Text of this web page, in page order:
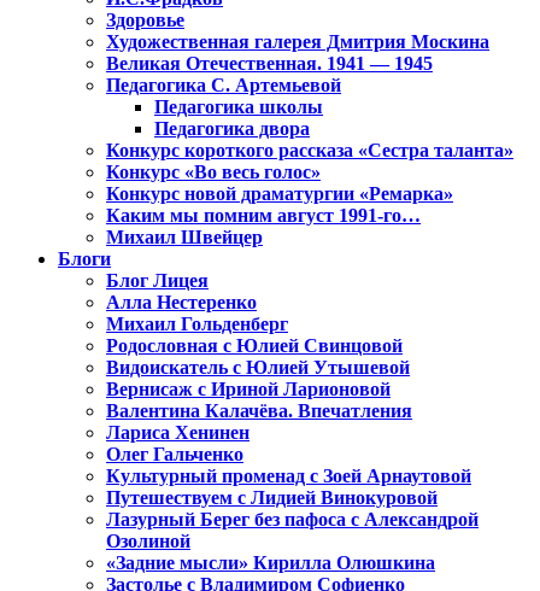
Здоровье
Художественная галерея Дмитрия Москина
Великая Отечественная. 1941 — 1945
Педагогика С. Артемьевой
Педагогика школы
Педагогика двора
Конкурс короткого рассказа «Сестра таланта»
Конкурс «Во весь голос»
Конкурс новой драматургии «Ремарка»
Каким мы помним август 1991-го…
Михаил Швейцер
Блоги
Блог Лицея
Алла Нестеренко
Михаил Гольденберг
Родословная с Юлией Свинцовой
Видоискатель с Юлией Утышевой
Вернисаж с Ириной Ларионовой
Валентина Калачёва. Впечатления
Лариса Хенинен
Олег Гальченко
Культурный променад с Зоей Арнаутовой
Путешествуем с Лидией Винокуровой
Лазурный Берег без пафоса с Александрой
Озолиной
«Задние мысли» Кирилла Олюшкина
Застолье с Владимиром Софиенко